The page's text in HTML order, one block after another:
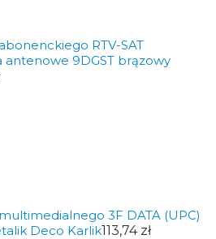
RTV-SAT
9DGST brązowy
3F DATA (UPC)
Deco Karlik113,74 zł